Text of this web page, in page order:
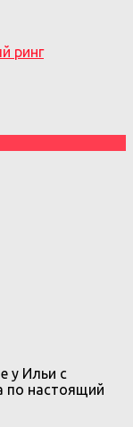
ринг
у Ильи с
по настоящий